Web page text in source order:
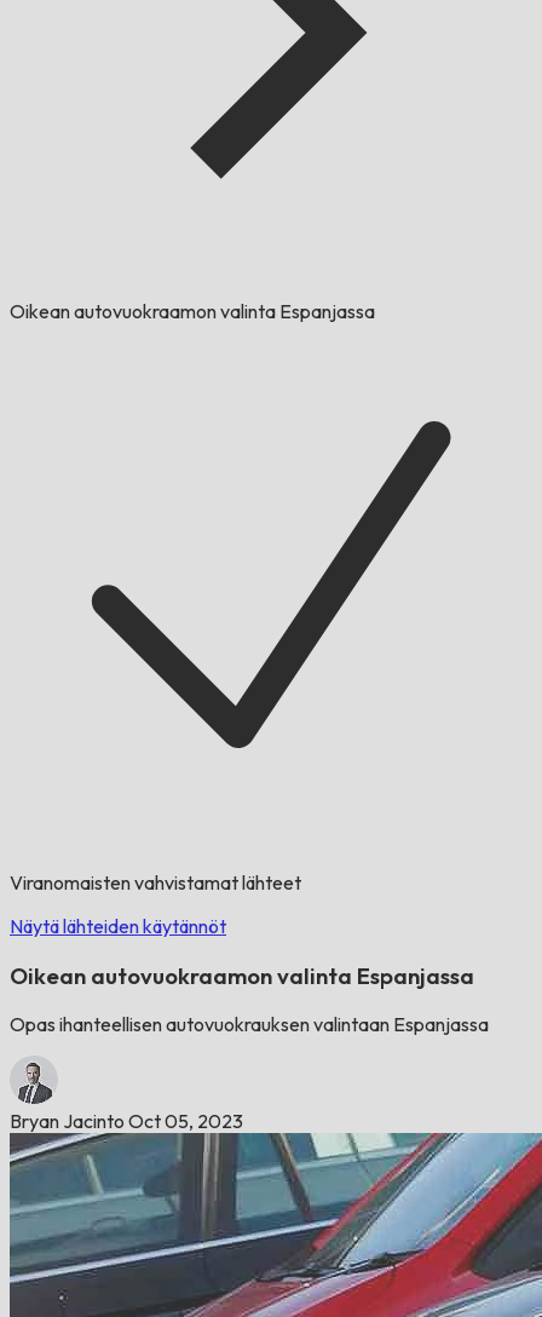
Oikean autovuokraamon valinta Espanjassa
Viranomaisten vahvistamat lähteet
Näytä lähteiden käytännöt
Oikean autovuokraamon valinta Espanjassa
Opas ihanteellisen autovuokrauksen valintaan Espanjassa
Bryan Jacinto Oct 05, 2023